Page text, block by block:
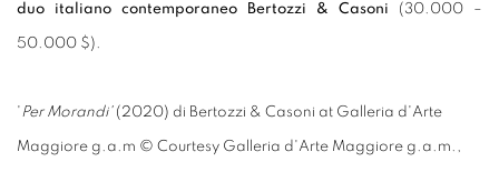
duo italiano contemporaneo Bertozzi & Casoni (30.000 –
50.000 $).
'Per Morandi'(2020) di Bertozzi & Casoni at Galleria d'Arte
Maggiore g.a.m © Courtesy Galleria d'Arte Maggiore g.a.m.,